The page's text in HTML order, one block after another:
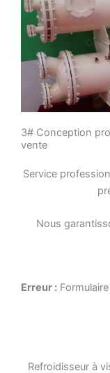
3# Conception
vente
Service
Nous
Erreur :
Refroidisseur à